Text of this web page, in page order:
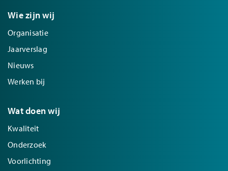
Wie zijn wij
Organisatie
Jaarverslag
Nieuws
Werken bij
Wat doen wij
Kwaliteit
Onderzoek
Voorlichting